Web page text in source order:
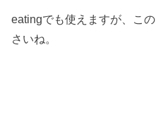
eatingでも使えますが、こ
さいね。